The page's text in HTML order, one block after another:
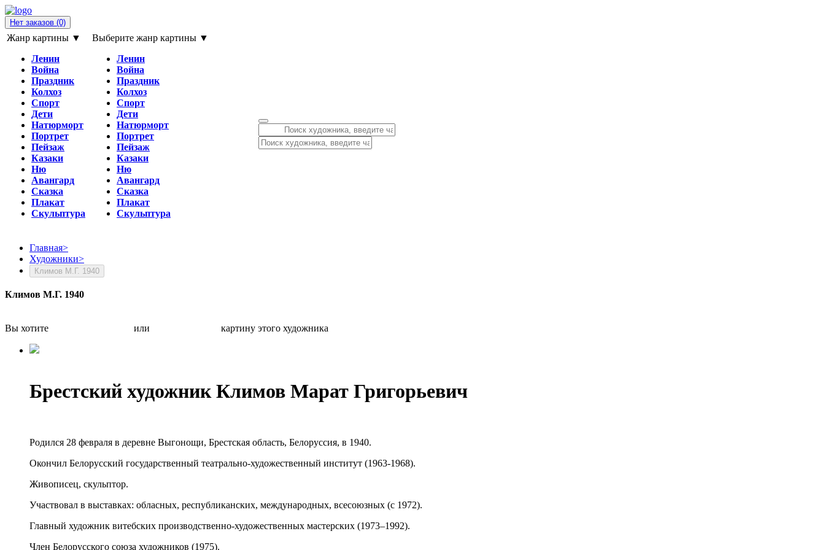
Нет заказов (0)
Жанр картины ▼
Ленин
Война
Праздник
Колхоз
Спорт
Дети
Натюрморт
Портрет
Пейзаж
Казаки
Ню
Авангард
Сказка
Плакат
Скульптура
Выберите жанр картины ▼
Ленин
Война
Праздник
Колхоз
Спорт
Дети
Натюрморт
Портрет
Пейзаж
Казаки
Ню
Авангард
Сказка
Плакат
Скульптура
Главная>
Художники>
Климов М.Г. 1940
Климов М.Г. 1940
Вы хотите или картину этого художника
Брестский художник Климов Марат Григорьевич
Родился 28 февраля в деревне Выгонощи, Брестская область, Белоруссия, в 1940.
Окончил Белорусский государственный театрально-художественный институт (1963-1968).
Живописец, скульптор.
Участвовал в выставках: обласных, республиканских, международных, всесоюзных (с 1972).
Главный художник витебских производственно-художественных мастерских (1973–1992).
Член Белорусского союза художников (1975).